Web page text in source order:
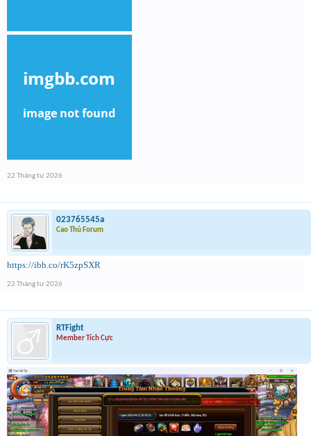
22 Tháng tư 2026
023765545a
Cao Thủ Forum
https://ibb.co/rK5zpSXR
22 Tháng tư 2026
RTFight
Member Tích Cực